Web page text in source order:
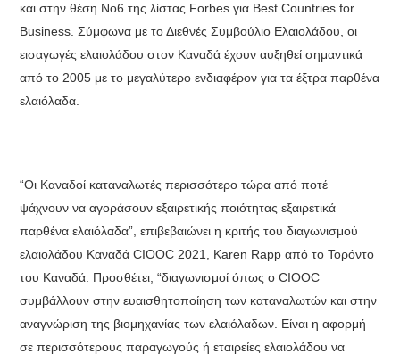
και στην θέση Νο6 της λίστας Forbes για Best Countries for
Business. Σύμφωνα με το Διεθνές Συμβούλιο Ελαιολάδου, οι
εισαγωγές ελαιολάδου στον Καναδά έχουν αυξηθεί σημαντικά
από το 2005 με το μεγαλύτερο ενδιαφέρον για τα έξτρα παρθένα
ελαιόλαδα.
“Οι Καναδοί καταναλωτές περισσότερο τώρα από ποτέ
ψάχνουν να αγοράσουν εξαιρετικής ποιότητας εξαιρετικά
παρθένα ελαιόλαδα”, επιβεβαιώνει η κριτής του διαγωνισμού
ελαιολάδου Καναδά CIOOC 2021, Karen Rapp από το Τορόντο
του Καναδά. Προσθέτει, “διαγωνισμοί όπως ο CIOOC
συμβάλλουν στην ευαισθητοποίηση των καταναλωτών και στην
αναγνώριση της βιομηχανίας των ελαιόλαδων. Είναι η αφορμή
σε περισσότερους παραγωγούς ή εταιρείες ελαιολάδου να